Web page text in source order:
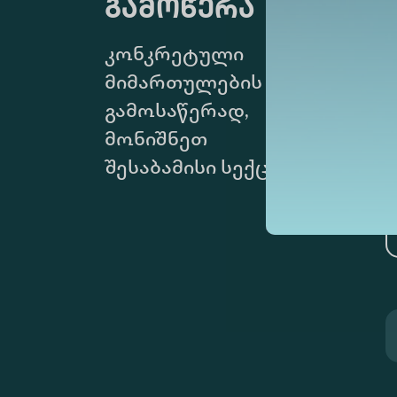
გამოწერა
კონკრეტული
მიმართულების
გამოსაწერად,
მონიშნეთ
შესაბამისი სექცია